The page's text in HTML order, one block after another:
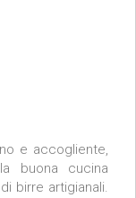
e accogliente,
buona cucina
birre artigianali.